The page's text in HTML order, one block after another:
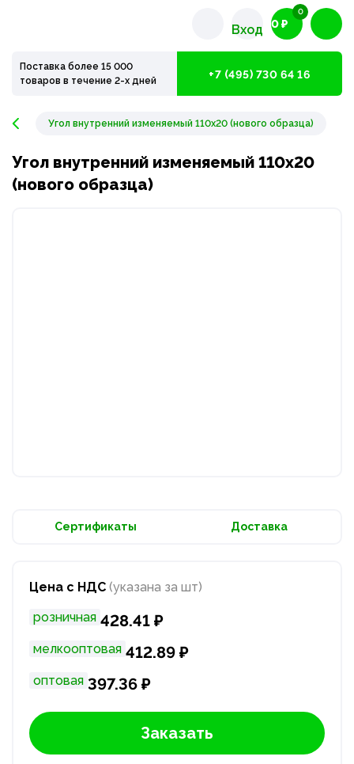
Вход 0 ₽
0
Поставка более 15 000
товаров в течение 2-х дней
+7 (495) 730 64 16
Угол внутренний изменяемый 110х20 (нового образца)
Угол внутренний изменяемый 110х20
(нового образца)
Сертификаты Доставка
Цена с НДС (указана за шт)
розничная 428.41 ₽
мелкооптовая 412.89 ₽
оптовая 397.36 ₽
Заказать